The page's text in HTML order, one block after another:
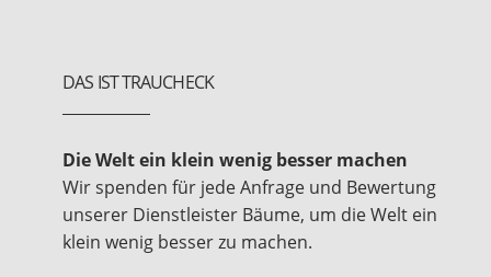
DAS IST TRAUCHECK
Die Welt ein klein wenig besser machen
Wir spenden für jede Anfrage und Bewertung
unserer Dienstleister Bäume, um die Welt ein
klein wenig besser zu machen.